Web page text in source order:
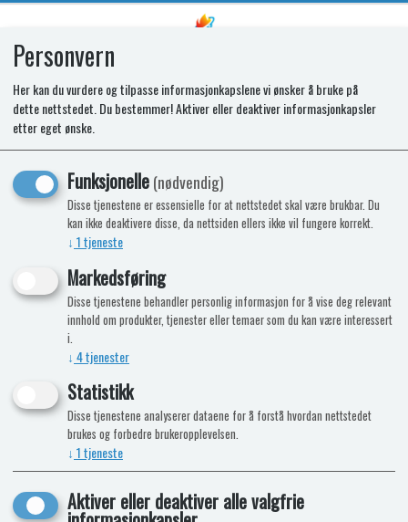
SR TECHNICAL PANEL LCD
Personvern
Her kan du vurdere og tilpasse informasjonkapslene vi ønsker å bruke på
dette nettstedet. Du bestemmer! Aktiver eller deaktiver informasjonkapsler
etter eget ønske.
Funksjonelle(nødvendig)
Disse tjenestene er essensielle for at nettstedet skal være brukbar. Du
kan ikke deaktivere disse, da nettsiden ellers ikke vil fungere korrekt.
↓ 1tjeneste
Markedsføring
Disse tjenestene behandler personlig informasjon for å vise deg relevant
innhold om produkter, tjenester eller temaer som du kan være interessert
i.
↓ 4tjenester
Statistikk
Disse tjenestene analyserer dataene for å forstå hvordan nettstedet
brukes og forbedre brukeropplevelsen.
↓ 1tjeneste
Aktiver eller deaktiver alle valgfrie